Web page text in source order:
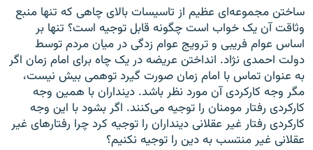
ساختن مجموعه‌ای عظیم از تاسیسات بالای چاهی که تنها منبع
وثاقت آن یک خواب است چگونه قابل توجیه است؟ تنها بر
اساس عوام فریبی و ترویج عوام زدگی در میان مردم توسط
دولت احمدی نژاد. انداختن عریضه در یک چاه برای امام زمان اگر
به عنوان تماس با امام زمان صورت گیرد توهمی بیش نیست،
مگر وجه کارکردی آن مورد نظر باشد. دینداران با همین وجه
کارکردی رفتار مومنان را توجیه می‌کنند. اگر بشود با این وجه
کارکردی رفتار غیر عقلانی دینداران را توجیه کرد چرا رفتارهای غیر
عقلانی غیر منتسب به دین را توجیه نکنیم؟